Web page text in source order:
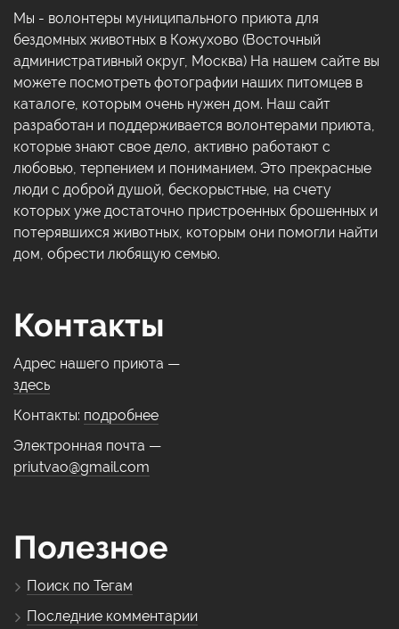
Мы - волонтеры муниципального приюта для
бездомных животных в Кожухово (Восточный
административный округ, Москва) На нашем сайте вы
можете посмотреть фотографии наших питомцев в
каталоге, которым очень нужен дом. Наш сайт
разработан и поддерживается волонтерами приюта,
которые знают свое дело, активно работают с
любовью, терпением и пониманием. Это прекрасные
люди с доброй душой, бескорыстные, на счету
которых уже достаточно пристроенных брошенных и
потерявшихся животных, которым они помогли найти
дом, обрести любящую семью.
Контакты
Адрес нашего приюта —
здесь
Контакты: подробнее
Электронная почта —
priutvao@gmail.com
Полезное
Поиск по Тегам
Последние комментарии